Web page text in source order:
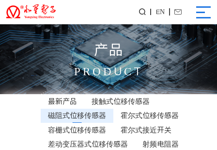
 EN 
产品
PRODUCT
最新产品
接触式位移传感器
磁阻式位移传感器
霍尔式位移传感器
容栅式位移传感器
霍尔式接近开关
差动变压器式位移传感器
射频电阻器